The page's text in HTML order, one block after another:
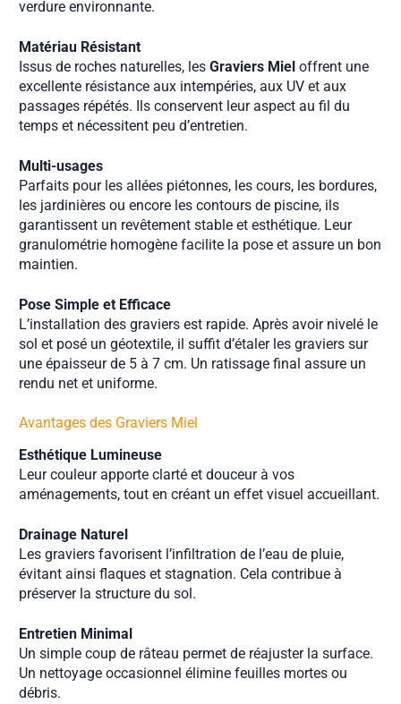
verdure environnante.
Matériau Résistant
Issus de roches naturelles, les Graviers Mieloffrent une
excellente résistance aux intempéries, aux UV et aux
passages répétés. Ils conservent leur aspect au fil du
temps et nécessitent peu d’entretien.
Multi-usages
Parfaits pour les allées piétonnes, les cours, les bordures,
les jardinières ou encore les contours de piscine, ils
garantissent un revêtement stable et esthétique. Leur
granulométrie homogène facilite la pose et assure un bon
maintien.
Pose Simple et Efficace
L’installation des graviers est rapide. Après avoir nivelé le
sol et posé un géotextile, il suffit d’étaler les graviers sur
une épaisseur de 5 à 7 cm. Un ratissage final assure un
rendu net et uniforme.
Avantages des Graviers Miel
Esthétique Lumineuse
Leur couleur apporte clarté et douceur à vos
aménagements, tout en créant un effet visuel accueillant.
Drainage Naturel
Les graviers favorisent l’infiltration de l’eau de pluie,
évitant ainsi flaques et stagnation. Cela contribue à
préserver la structure du sol.
Entretien Minimal
Un simple coup de râteau permet de réajuster la surface.
Un nettoyage occasionnel élimine feuilles mortes ou
débris.